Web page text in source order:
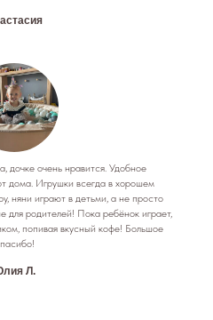
дочке очень нравится. Удобное
дома. Игрушки всегда в хорошем
няни играют в детьми, а не просто
родителей! Пока ребёнок играет,
попивая вкусный кофе! Большое
Л.